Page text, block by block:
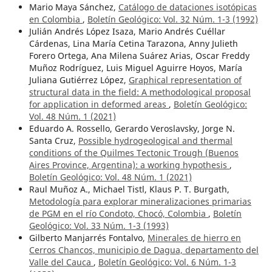
Mario Maya Sánchez, Catálogo de dataciones isotópicas
en Colombia , Boletín Geológico: Vol. 32 Núm. 1-3 (1992)
Julián Andrés López Isaza, Mario Andrés Cuéllar
Cárdenas, Lina María Cetina Tarazona, Anny Julieth
Forero Ortega, Ana Milena Suárez Arias, Oscar Freddy
Muñoz Rodríguez, Luis Miguel Aguirre Hoyos, María
Juliana Gutiérrez López, Graphical representation of
structural data in the field: A methodological proposal
for application in deformed areas , Boletín Geológico:
Vol. 48 Núm. 1 (2021)
Eduardo A. Rossello, Gerardo Veroslavsky, Jorge N.
Santa Cruz, Possible hydrogeological and thermal
conditions of the Quilmes Tectonic Trough (Buenos
Aires Province, Argentina): a working hypothesis ,
Boletín Geológico: Vol. 48 Núm. 1 (2021)
Raul Muñoz A., Michael Tistl, Klaus P. T. Burgath,
Metodología para explorar mineralizaciones primarias
de PGM en el río Condoto, Chocó, Colombia , Boletín
Geológico: Vol. 33 Núm. 1-3 (1993)
Gilberto Manjarrés Fontalvo, Minerales de hierro en
Cerros Chancos, municipio de Dagua, departamento del
Valle del Cauca , Boletín Geológico: Vol. 6 Núm. 1-3